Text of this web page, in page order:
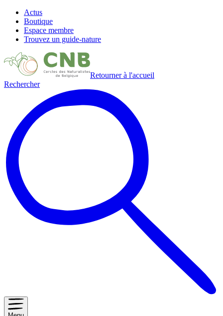
Actus
Boutique
Espace membre
Trouvez un guide-nature
Retourner à l'accueil
Rechercher